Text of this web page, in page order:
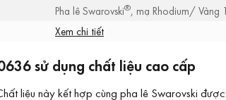
Pha lê Swarovski®, mạ Rhodium/ Vàng
Xem chi tiết
sử dụng chất liệu cao cấp
liệu này kết hợp cùng pha lê Swarovski